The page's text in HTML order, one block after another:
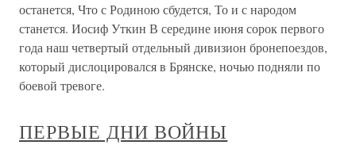
останется, Что с Родиною сбудется, То и с народом
станется. Иосиф Уткин В середине июня сорок первого
года наш четвертый отдельный дивизион бронепоездов,
который дислоцировался в Брянске, ночью подняли по
боевой тревоге.
ПЕРВЫЕ ДНИ ВОЙНЫ